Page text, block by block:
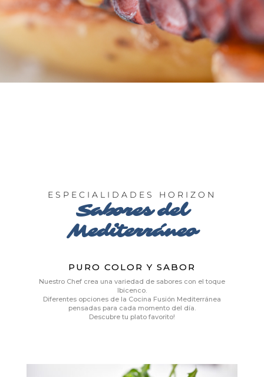
ESPECIALIDADES HORIZON
Sabores del
Mediterráneo
PURO COLOR Y SABOR
Nuestro Chef crea una variedad de sabores con el toque
Ibicenco.
Diferentes opciones de la Cocina Fusión Mediterránea
pensadas para cada momento del día.
Descubre tu plato favorito!